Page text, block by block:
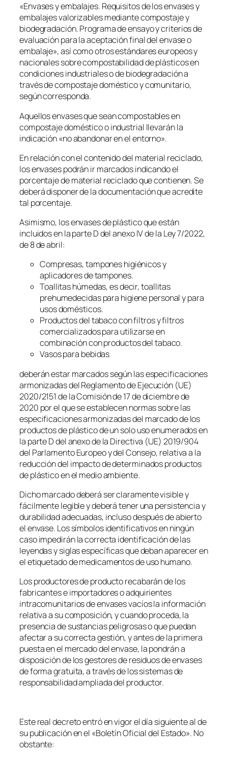
«Envases y embalajes. Requisitos de los envases y
embalajes valorizables mediante compostaje y
biodegradación. Programa de ensayo y criterios de
evaluación para la aceptación final del envase o
embalaje», así como otros estándares europeos y
nacionales sobre compostabilidad de plásticos en
condiciones industriales o de biodegradación a
través de compostaje doméstico y comunitario,
según corresponda.
Aquellos envases que sean compostables en
compostaje doméstico o industrial llevarán la
indicación «no abandonar en el entorno».
En relación con el contenido del material reciclado,
los envases podrán ir marcados indicando el
porcentaje de material reciclado que contienen. Se
deberá disponer de la documentación que acredite
tal porcentaje.
Asimismo, los envases de plástico que están
incluidos en la parte D del anexo IV de la Ley 7/2022,
de 8 de abril:
Compresas, tampones higiénicos y
aplicadores de tampones.
Toallitas húmedas, es decir, toallitas
prehumedecidas para higiene personal y para
usos domésticos.
Productos del tabaco con filtros y filtros
comercializados para utilizarse en
combinación con productos del tabaco.
Vasos para bebidas
deberán estar marcados según las especificaciones
armonizadas del Reglamento de Ejecución (UE)
2020/2151 de la Comisión de 17 de diciembre de
2020 por el que se establecen normas sobre las
especificaciones armonizadas del marcado de los
productos de plástico de un solo uso enumerados en
la parte D del anexo de la Directiva (UE) 2019/904
del Parlamento Europeo y del Consejo, relativa a la
reducción del impacto de determinados productos
de plástico en el medio ambiente.
Dicho marcado deberá ser claramente visible y
fácilmente legible y deberá tener una persistencia y
durabilidad adecuadas, incluso después de abierto
el envase. Los símbolos identificativos en ningún
caso impedirán la correcta identificación de las
leyendas y siglas específicas que deban aparecer en
el etiquetado de medicamentos de uso humano.
Los productores de producto recabarán de los
fabricantes e importadores o adquirientes
intracomunitarios de envases vacíos la información
relativa a su composición, y cuando proceda, la
presencia de sustancias peligrosas o que puedan
afectar a su correcta gestión, y antes de la primera
puesta en el mercado del envase, la pondrán a
disposición de los gestores de residuos de envases
de forma gratuita, a través de los sistemas de
responsabilidad ampliada del productor.
Este real decreto entró en vigor el día siguiente al de
su publicación en el «Boletín Oficial del Estado». No
obstante: